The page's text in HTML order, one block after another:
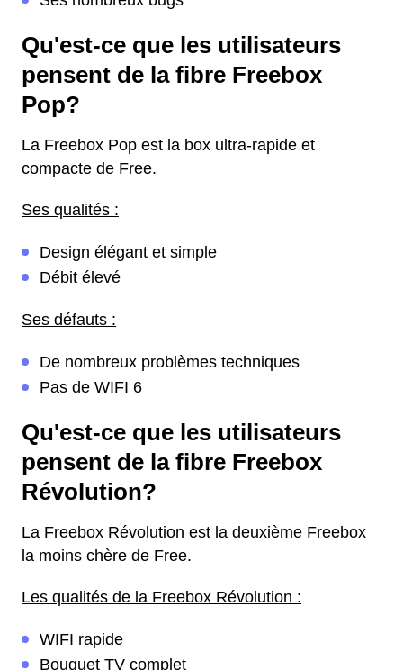
Qu'est-ce que les utilisateurs
pensent de la fibre Freebox
Pop?
La Freebox Pop est la box ultra-rapide et
compacte de Free.
Ses qualités :
Design élégant et simple
Débit élevé
Ses défauts :
De nombreux problèmes techniques
Pas de WIFI 6
Qu'est-ce que les utilisateurs
pensent de la fibre Freebox
Révolution?
La Freebox Révolution est la deuxième Freebox
la moins chère de Free.
Les qualités de la Freebox Révolution :
WIFI rapide
Bouquet TV complet